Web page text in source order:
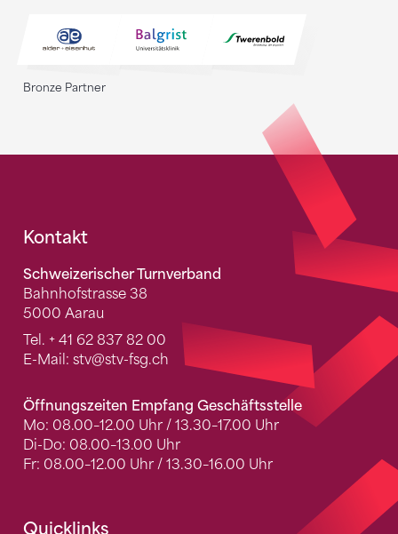
Bronze Partner
Fusszeile
Kontakt
Schweizerischer Turnverband
Bahnhofstrasse 38
5000 Aarau
Tel. + 41 62 837 82 00
E-Mail: stv@stv-fsg.ch
Öffnungszeiten Empfang Geschäftsstelle
Mo: 08.00–12.00 Uhr / 13.30–17.00 Uhr
Di-Do: 08.00–13.00 Uhr
Fr: 08.00–12.00 Uhr / 13.30–16.00 Uhr
Quicklinks